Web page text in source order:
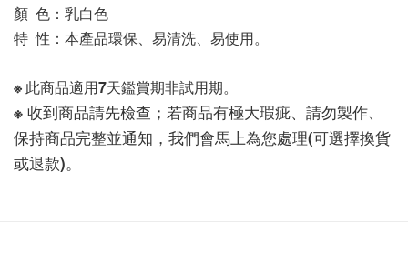
顏  色：乳白色
特  性：本產品環保、易清洗、易使用。
※ 此商品適用7天鑑賞期非試用期。
※ 收到商品請先檢查；若商品有極大瑕疵、請勿製作、
保持商品完整並通知，我們會馬上為您處理(可選擇換貨
或退款)。